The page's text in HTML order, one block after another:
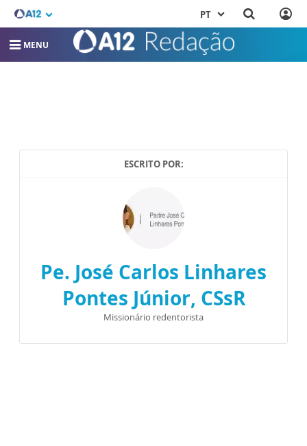
PT
MENU
ESCRITO POR:
Pe. José Carlos Linhares
Pontes Júnior, CSsR
Missionário redentorista